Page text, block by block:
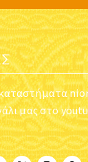
μας στο